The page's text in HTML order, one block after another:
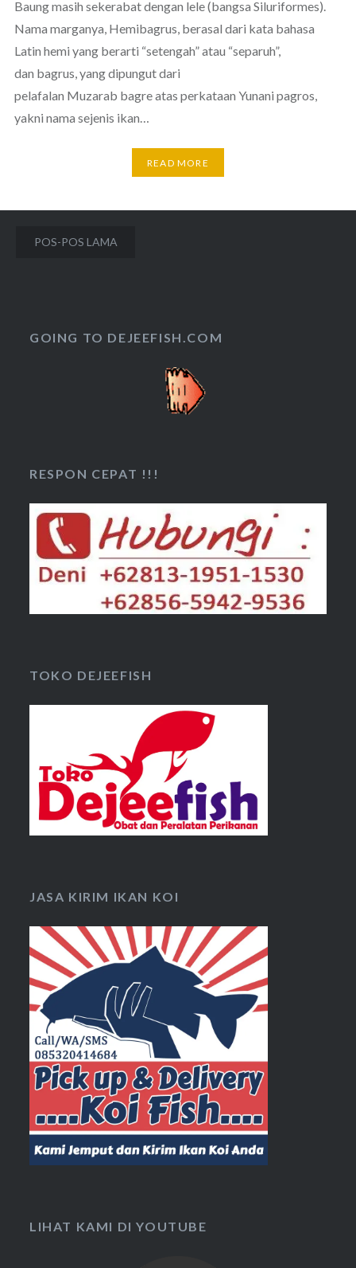
Baung masih sekerabat dengan lele (bangsa Siluriformes).
Nama marganya, Hemibagrus, berasal dari kata bahasa
Latin hemi yang berarti “setengah” atau “separuh”,
dan bagrus, yang dipungut dari
pelafalan Muzarab bagre atas perkataan Yunani pagros,
yakni nama sejenis ikan…
READ MORE
Navigasi
POS-POS LAMA
GOING TO DEJEEFISH.COM
RESPON CEPAT !!!
TOKO DEJEEFISH
JASA KIRIM IKAN KOI
LIHAT KAMI DI YOUTUBE